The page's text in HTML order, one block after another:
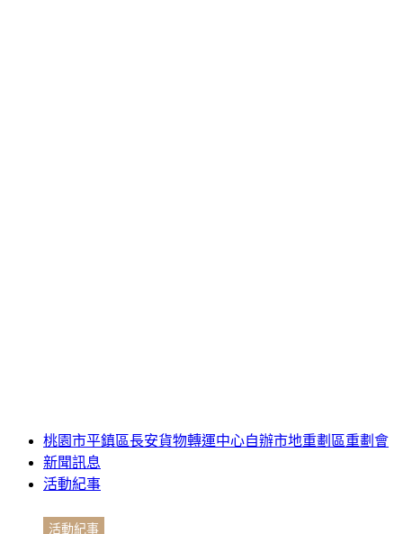
桃園市平鎮區長安貨物轉運中心自辦市地重劃區重劃會
新聞訊息
活動紀事
活動紀事